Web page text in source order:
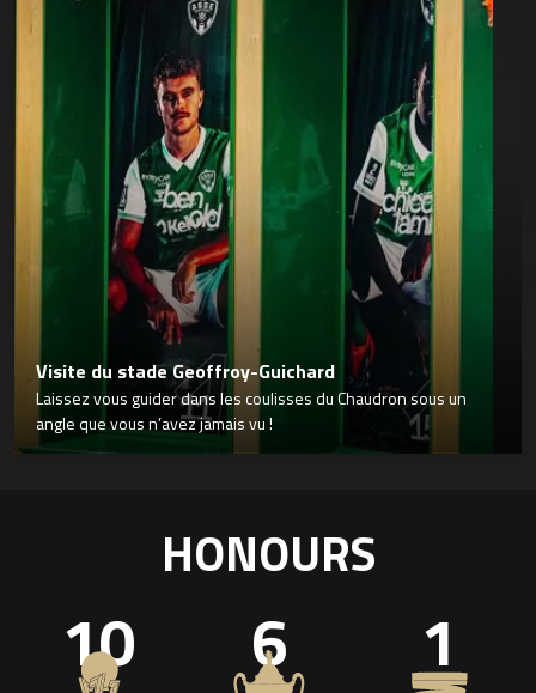
Visite du stade Geoffroy-Guichard
Laissez vous guider dans les coulisses du Chaudron sous un
angle que vous n’avez jamais vu !
HONOURS
10 6 1